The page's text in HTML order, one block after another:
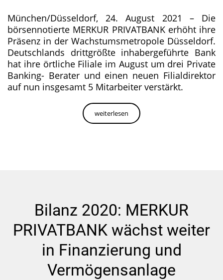
München/Düsseldorf, 24. August 2021 – Die
börsennotierte MERKUR PRIVATBANK erhöht ihre
Präsenz in der Wachstumsmetropole Düsseldorf.
Deutschlands drittgrößte inhabergeführte Bank
hat ihre örtliche Filiale im August um drei Private
Banking- Berater und einen neuen Filialdirektor
auf nun insgesamt 5 Mitarbeiter verstärkt.
weiterlesen
Bilanz 2020: MERKUR
PRIVATBANK wächst weiter
in Finanzierung und
Vermögensanlage